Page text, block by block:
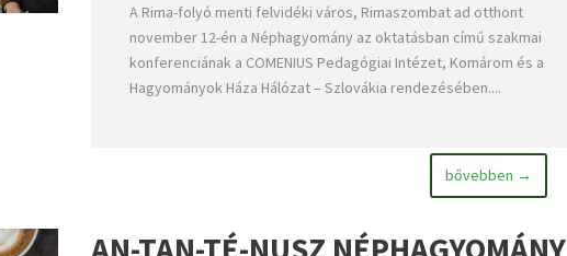
A Rima-folyó menti felvidéki város, Rimaszombat ad otthont
november 12-én a Néphagyomány az oktatásban című szakmai
konferenciának a COMENIUS Pedagógiai Intézet, Komárom és a
Hagyományok Háza Hálózat – Szlovákia rendezésében....
bővebben →